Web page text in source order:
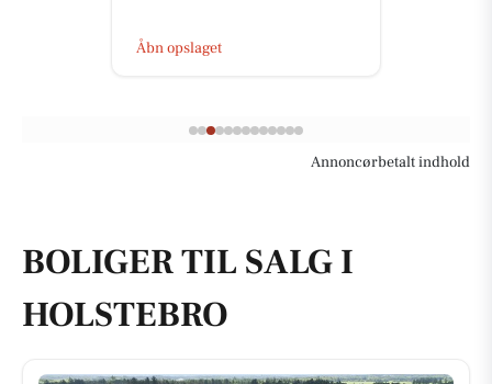
Åbn opslaget
Annoncørbetalt indhold
BOLIGER TIL SALG I
HOLSTEBRO